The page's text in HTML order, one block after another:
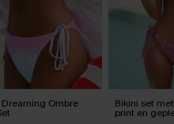
Dreaming Ombre Bikini set
print en